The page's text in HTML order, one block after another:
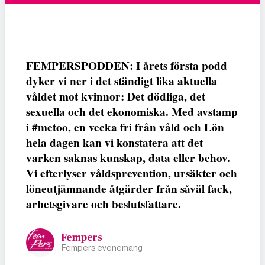
FEMPERSPODDEN: I årets första podd
dyker vi ner i det ständigt lika aktuella
våldet mot kvinnor: Det dödliga, det
sexuella och det ekonomiska. Med avstamp
i #metoo, en vecka fri från våld och Lön
hela dagen kan vi konstatera att det
varken saknas kunskap, data eller behov.
Vi efterlyser våldsprevention, ursäkter och
löneutjämnande åtgärder från såväl fack,
arbetsgivare och beslutsfattare.
Fempers
Fempers evenemang